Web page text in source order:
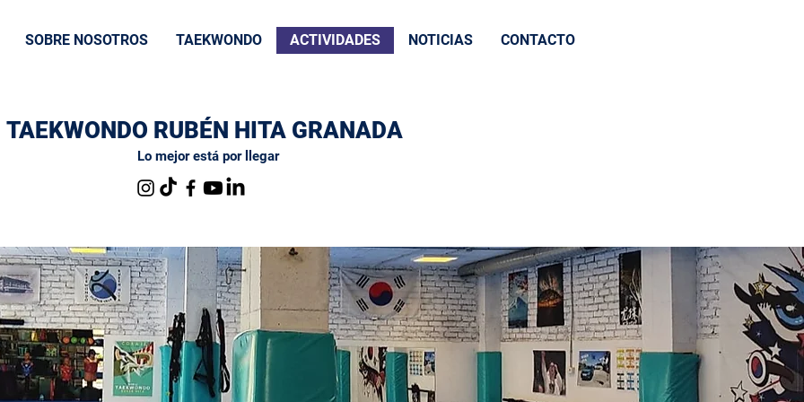
Lo mejor está por llegar
TAEKWONDO RUBÉN HITA GRANADA
SOBRE NOSOTROS TAEKWONDO ACTIVIDADES NOTICIAS CONTACTO